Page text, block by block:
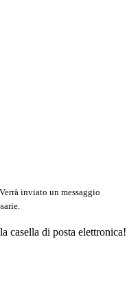
Verrà inviato un messaggio
casella di posta elettronica!